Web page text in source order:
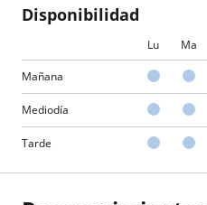
Disponibilidad
Lu Ma
Mañana
Mediodía
Tarde